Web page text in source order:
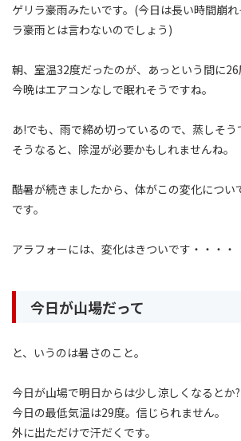
ゲリラ豪雨みたいです。(今日は長い時間崩
ラ豪雨とは言わないのでしょう)
朝、室温32度だったのが、あっという間に26
今晩はエアコンなしで眠れそうですね。
あ!でも、雨で締め切っているので、蒸しそう
そうなると、除湿が必要かもしれませんね。
酷暑が続きましたから、体がこの変化につい
です。
アラフォーには、変化はきついです・・・・
今日が山場だって
と、いうのは暑さのこと。
今日が山場で明日からは少し涼しくなるとか?
今日の最低気温は29度。信じられません。
外に出ただけで汗だくです。